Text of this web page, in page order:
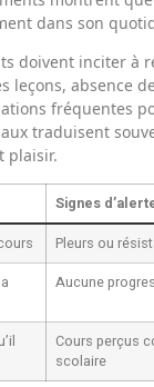
dans son
doivent inciter à
leçons, absence
fréquentes
traduisent
plaisir.
Signes
Pleurs ou
Aucune
Cours perçus
scolaire